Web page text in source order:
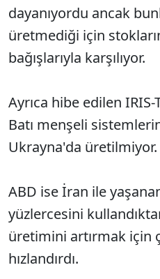
dayanıyordu ancak
üretmediği için
bağışlarıyla karşılıyor.
Ayrıca hibe edilen
Batı menşeli
Ukrayna'da üretilmiyor.
ABD ise İran ile
yüzlercesini
üretimini artırmak için
hızlandırdı.